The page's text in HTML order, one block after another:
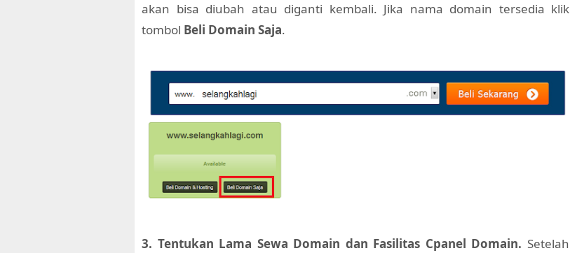
akan bisa diubah atau diganti kembali. Jika nama domain tersedia klik
tombol Beli Domain Saja.
3. Tentukan Lama Sewa Domain dan Fasilitas Cpanel Domain. Setelah